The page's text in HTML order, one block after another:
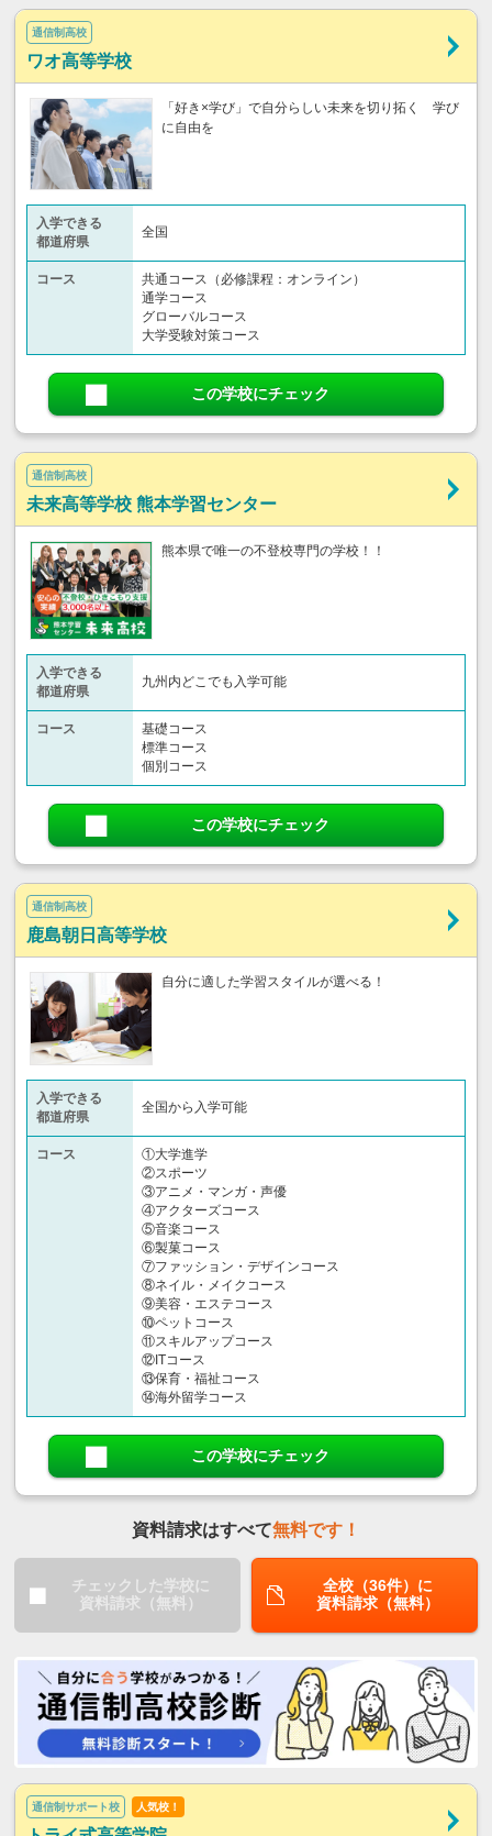
通信制高校
ワオ高等学校
「好き×学び」で自分らしい未来を切り拓く 学び
に自由を
入学できる
都道府県
全国
コース
共通コース（必修課程：オンライン）
通学コース
グローバルコース
大学受験対策コース
この学校にチェック
通信制高校
未来高等学校 熊本学習センター
熊本県で唯一の不登校専門の学校！！
入学できる
都道府県
九州内どこでも入学可能
コース
基礎コース
標準コース
個別コース
この学校にチェック
通信制高校
鹿島朝日高等学校
自分に適した学習スタイルが選べる！
入学できる
都道府県
全国から入学可能
コース
①大学進学
②スポーツ
③アニメ・マンガ・声優
④アクターズコース
⑤音楽コース
⑥製菓コース
⑦ファッション・デザインコース
⑧ネイル・メイクコース
⑨美容・エステコース
⑩ペットコース
⑪スキルアップコース
⑫ITコース
⑬保育・福祉コース
⑭海外留学コース
この学校にチェック
資料請求はすべて無料です！
チェックした学校に
資料請求（無料）
全校（36件）に
資料請求（無料）
通信制サポート校 人気校！